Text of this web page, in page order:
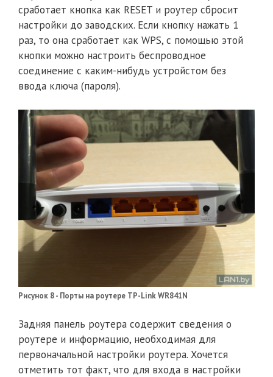
сработает кнопка как RESET и роутер сбросит
настройки до заводских. Если кнопку нажать 1
раз, то она сработает как WPS, с помощью этой
кнопки можно настроить беспроводное
соединение с каким-нибудь устройстом без
ввода ключа (пароля).
Рисунок 8 - Порты на роутере TP-Link WR841N
Задняя панель роутера содержит сведения о
роутере и информацию, необходимая для
первоначальной настройки роутера. Хочется
отметить тот факт, что для входа в настройки